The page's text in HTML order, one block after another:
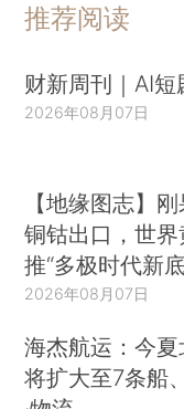
推荐阅读
财新周刊｜AI
2026年08月07日
【地缘图志】
铜钴出口，世
推“多极时代新
2026年08月07日
海杰航运：今
将扩大至7条船